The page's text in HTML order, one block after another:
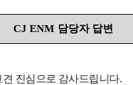
CJ ENM 담당자 답변
진심으로 감사드립니다.